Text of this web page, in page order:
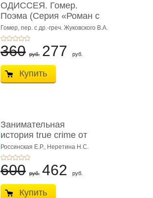
ОДИССЕЯ. Гомер.
Поэма (Серия «Роман с
книгой»)
Гомер, пер. с др.-греч. Жуковского В.А.
360 руб. 277 руб.
Купить
Занимательная
история true crime от
Гиппократа до � ...
Россинская Е.Р., Неретина Н.С.
600 руб. 462 руб.
Купить